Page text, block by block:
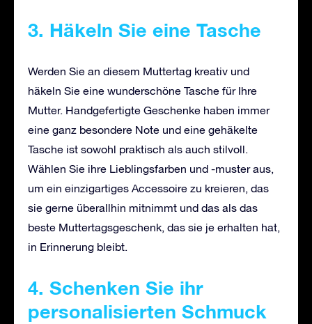
3. Häkeln Sie eine Tasche
Werden Sie an diesem Muttertag kreativ und
häkeln Sie eine wunderschöne Tasche für Ihre
Mutter. Handgefertigte Geschenke haben immer
eine ganz besondere Note und eine gehäkelte
Tasche ist sowohl praktisch als auch stilvoll.
Wählen Sie ihre Lieblingsfarben und -muster aus,
um ein einzigartiges Accessoire zu kreieren, das
sie gerne überallhin mitnimmt und das als das
beste Muttertagsgeschenk, das sie je erhalten hat,
in Erinnerung bleibt.
4. Schenken Sie ihr
personalisierten Schmuck